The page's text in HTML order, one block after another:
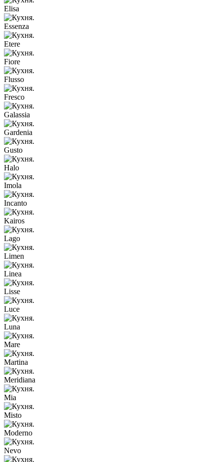
Elisa
Essenza
Etere
Fiore
Flusso
Fresco
Galassia
Gardenia
Gusto
Halo
Imola
Incanto
Kairos
Lago
Limen
Linea
Lisse
Luce
Luna
Mare
Martina
Meridiana
Mia
Misto
Moderno
Nevo